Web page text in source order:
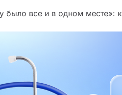
было все и в одном месте»: